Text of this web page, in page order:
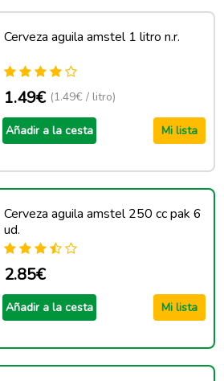
Cerveza aguila amstel 1 litro n.r.
1.49€ (1.49€ / litro)
Añadir a la cesta Mi lista
Cerveza aguila amstel 250 cc pak 6
ud.
2.85€
Añadir a la cesta Mi lista